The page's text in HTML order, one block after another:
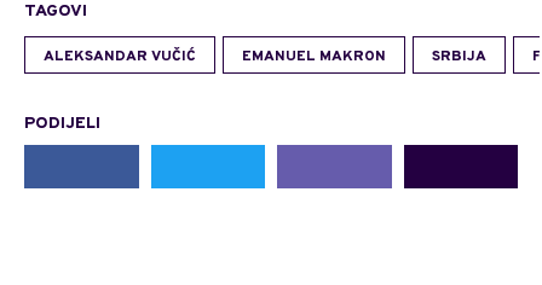
TAGOVI
ALEKSANDAR VUČIĆ EMANUEL MAKRON SRBIJA
PODIJELI